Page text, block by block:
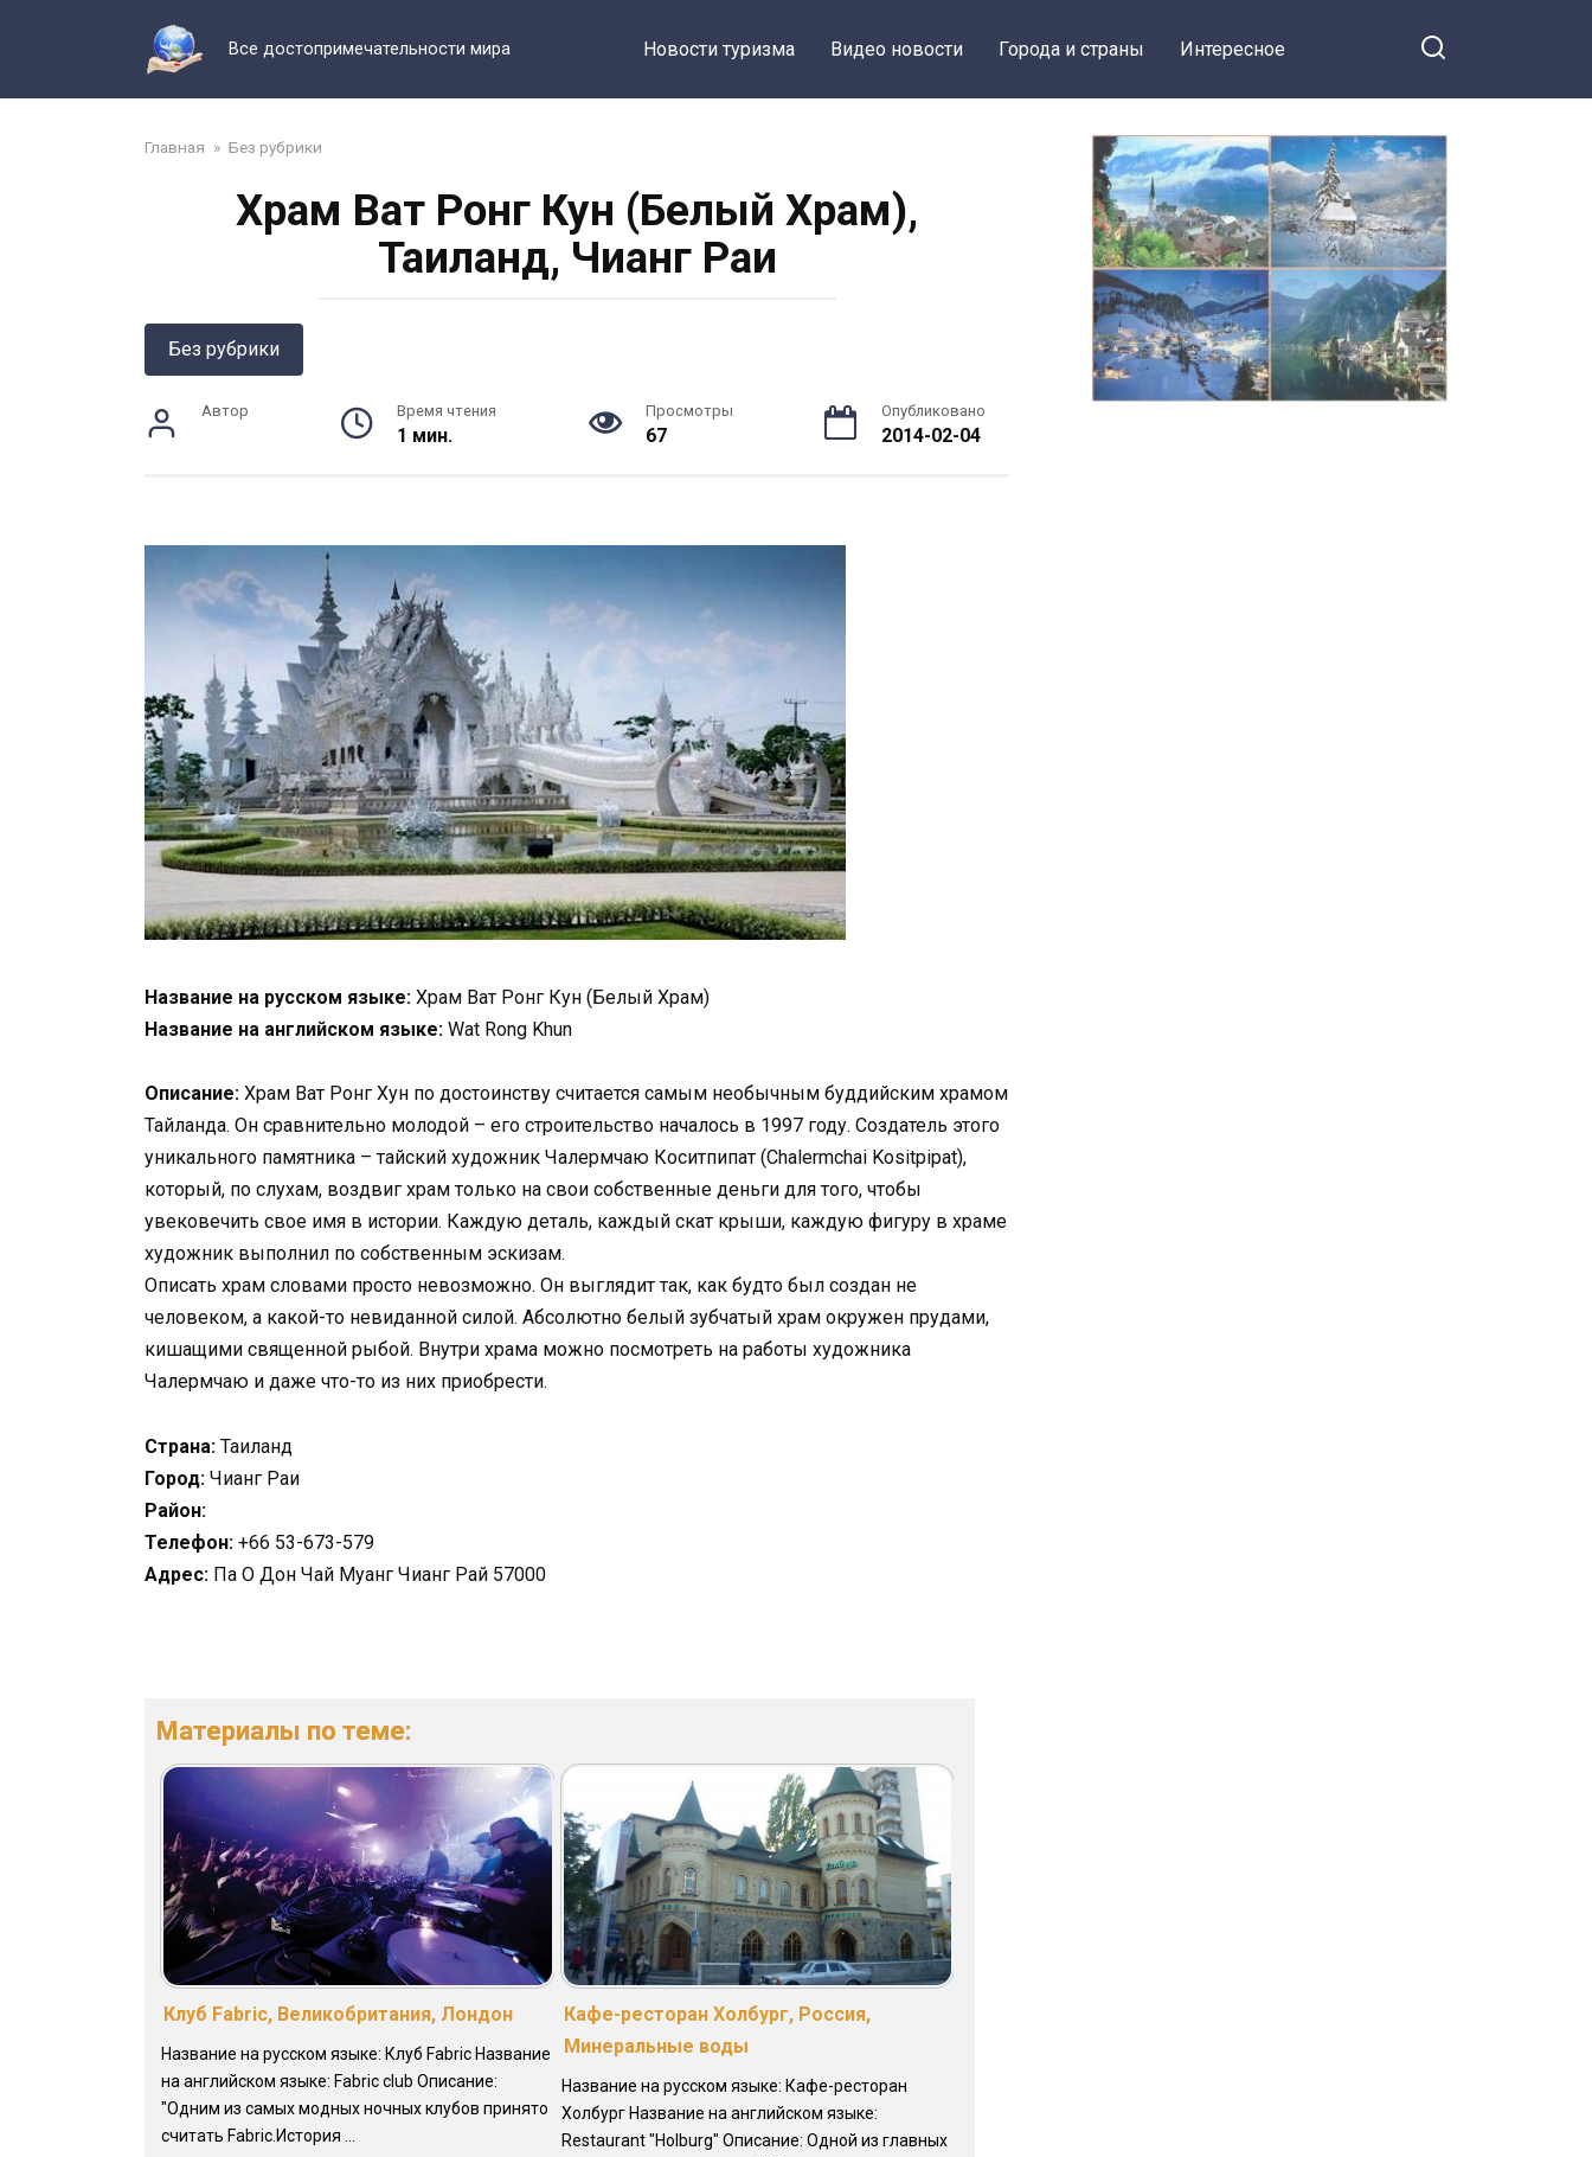
Все достопримечательности мира Новости туризма Видео новости Города и страны Интересное
Главная » Без рубрики
Храм Ват Ронг Кун (Белый Храм),
Таиланд, Чианг Раи
Без рубрики
Автор Время чтения
1 мин.
Просмотры
67
Опубликовано
2014-02-04
Название на русском языке: Храм Ват Ронг Кун (Белый Храм)
Название на английском языке: Wat Rong Khun
Описание: Храм Ват Ронг Хун по достоинству считается самым необычным буддийским храмом
Тайланда. Он сравнительно молодой – его строительство началось в 1997 году. Создатель этого
уникального памятника – тайский художник Чалермчаю Коситпипат (Chalermchai Kositpipat),
который, по слухам, воздвиг храм только на свои собственные деньги для того, чтобы
увековечить свое имя в истории. Каждую деталь, каждый скат крыши, каждую фигуру в храме
художник выполнил по собственным эскизам.
Описать храм словами просто невозможно. Он выглядит так, как будто был создан не
человеком, а какой-то невиданной силой. Абсолютно белый зубчатый храм окружен прудами,
кишащими священной рыбой. Внутри храма можно посмотреть на работы художника
Чалермчаю и даже что-то из них приобрести.
Страна: Таиланд
Город: Чианг Раи
Район:
Телефон: +66 53-673-579
Адрес: Па О Дон Чай Муанг Чианг Рай 57000
Материалы по теме:
Клуб Fabric, Великобритания, Лондон
Название на русском языке: Клуб Fabric Название
на английском языке: Fabric club Описание:
"Одним из самых модных ночных клубов принято
считать Fabric.История ...
Кафе-ресторан Холбург, Россия,
Минеральные воды
Название на русском языке: Кафе-ресторан
Холбург Название на английском языке:
Restaurant "Holburg" Описание: Одной из главных